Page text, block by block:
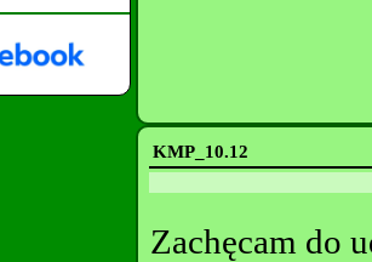
KMP_10.12
Zachęcam do